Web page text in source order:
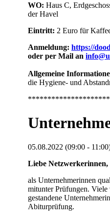
WO: Haus C,
der Havel
Eintritt: 2 Euro für
Anmeldung: https://
oder per Mail an
Allgemeine
die Hygiene- und
05.08.2022 (09:00 -
Liebe Netzwerkerinnen,
als Unternehmerinnen
mitunter Prüfungen. Viele
gestandene
Abiturprüfung.